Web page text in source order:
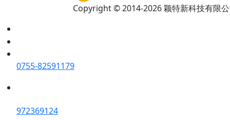
Copyright © 2014-2026 颖特新科技有限
0755-82591179
972369124